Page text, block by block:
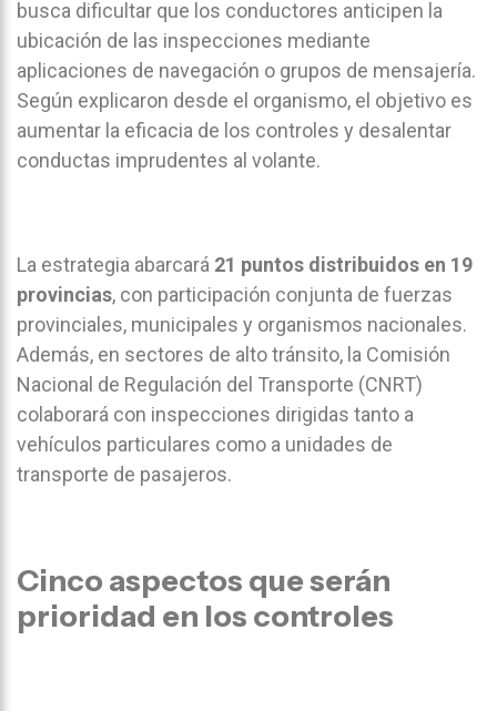
busca dificultar que los conductores anticipen la
ubicación de las inspecciones mediante
aplicaciones de navegación o grupos de mensajería.
Según explicaron desde el organismo, el objetivo es
aumentar la eficacia de los controles y desalentar
conductas imprudentes al volante.
La estrategia abarcará 21 puntos distribuidos en 19
provincias, con participación conjunta de fuerzas
provinciales, municipales y organismos nacionales.
Además, en sectores de alto tránsito, la Comisión
Nacional de Regulación del Transporte (CNRT)
colaborará con inspecciones dirigidas tanto a
vehículos particulares como a unidades de
transporte de pasajeros.
Cinco aspectos que serán
prioridad en los controles